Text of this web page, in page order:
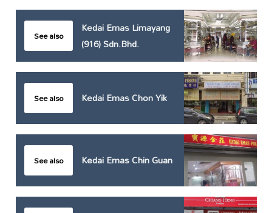
See also
Kedai Emas Limayang
(916) Sdn.Bhd.
See also Kedai Emas Chon Yik
See also Kedai Emas Chin Guan